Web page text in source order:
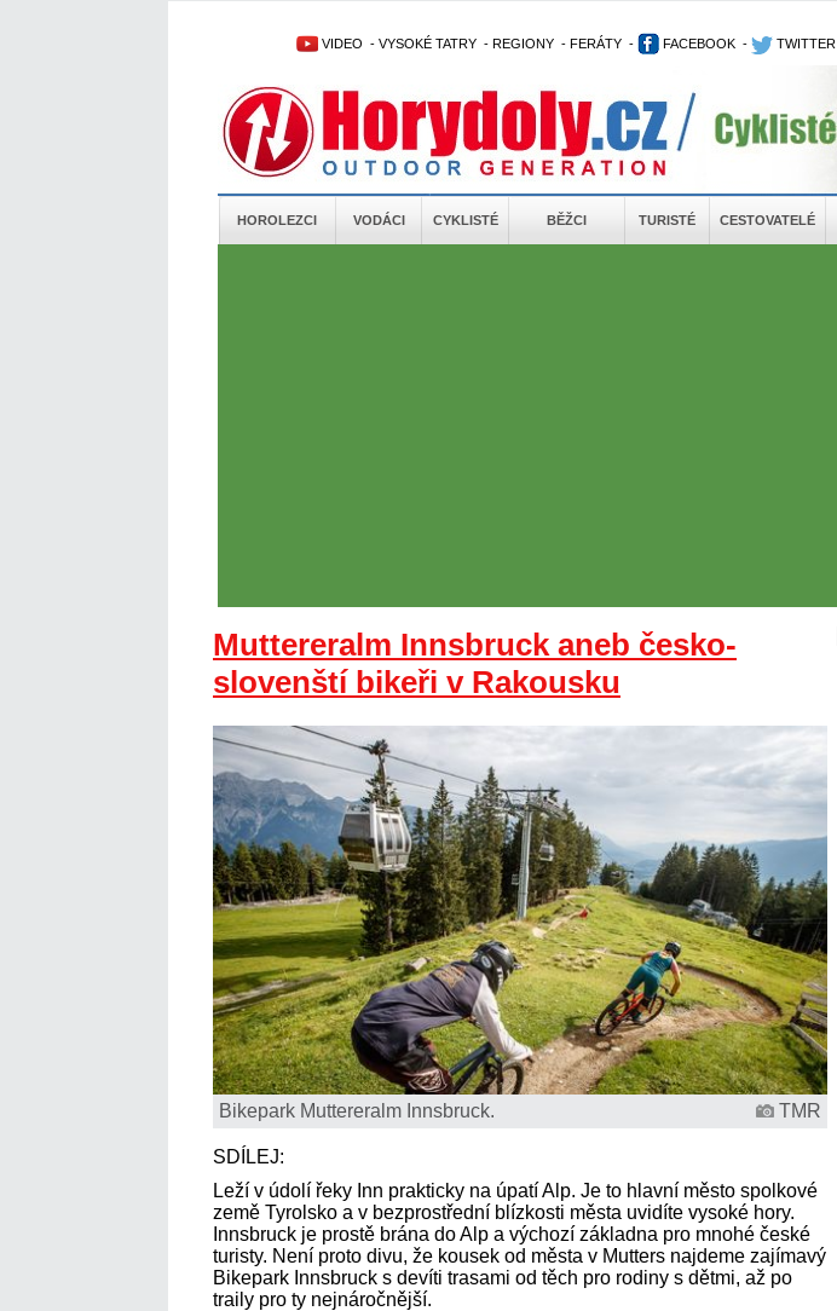
VIDEO - VYSOKÉ TATRY - REGIONY - FERÁTY - FACEBOOK - TWITTER
HOROLEZCI VODÁCI CYKLISTÉ BĚŽCI TURISTÉ CESTOVATELÉ
Muttereralm Innsbruck aneb česko-
slovenští bikeři v Rakousku
Bikepark Muttereralm Innsbruck. TMR
SDÍLEJ:
Leží v údolí řeky Inn prakticky na úpatí Alp. Je to hlavní město spolkové
země Tyrolsko a v bezprostřední blízkosti města uvidíte vysoké hory.
Innsbruck je prostě brána do Alp a výchozí základna pro mnohé české
turisty. Není proto divu, že kousek od města v Mutters najdeme zajímavý
Bikepark Innsbruck s devíti trasami od těch pro rodiny s dětmi, až po
traily pro ty nejnáročnější.